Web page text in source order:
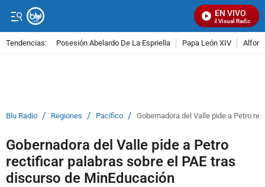
EN VIVO
Señal Visual Radio
Tendencias: Posesión Abelardo De La Espriella Papa León XIV
Blu Radio / Regiones / Pacífico / Gobernadora del Valle pide a Petro
Gobernadora del Valle pide a Petro
rectificar palabras sobre el PAE tras
discurso de MinEducación